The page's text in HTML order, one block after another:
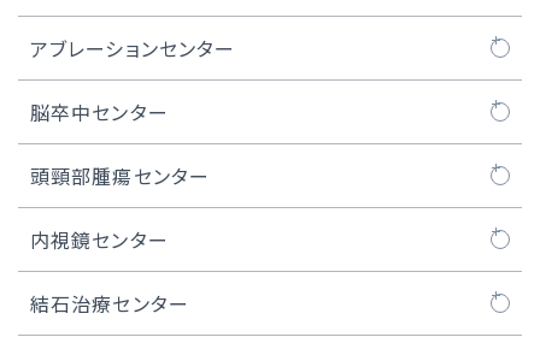
マイトラクリップ/PASCAL治療
WATCHMAN™治療
経皮的卵円孔閉鎖術
iASD（医原性心房中隔欠損）閉鎖術
医師紹介
MICS弁膜症手術
MICS冠状動脈バイパス術
内視鏡下心房細動手術（ウルフ-オオツカ法）
MICS、ロボット手術における人工心肺装置
低侵襲心臓手術センター長のご紹介
人工血管置換術
ステントグラフト治療
胸部大動脈瘤の治療
腹部大動脈瘤の治療
不整脈センターについて
不整脈とは
ペースメーカー治療
ICD / CRT-D治療
S-ICD治療
アブレーションセンター
カテーテルアブレーション
脳卒中センター
脳卒中ケアユニット
頭頸部腫瘍センター
頭頸部腫瘍センターについて
頭頸部良性腫瘍
内視鏡センター
内視鏡センターについて
結石治療センター